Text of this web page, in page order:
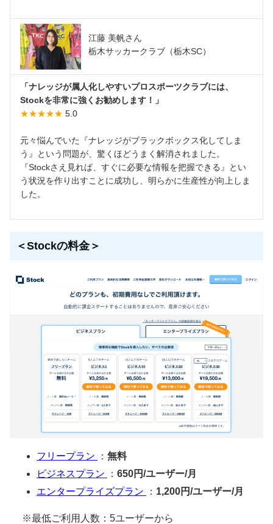
江藤 美帆さん
栃木サッカークラブ（栃木SC）
「ナレッジが属人化しやすいプロスポーツクラブには、
Stockを非常に強くお勧めします！」
★★★★★ 5.0
元々悩んでいた『ナレッジがブラックボックス化してしま
う』という問題が、驚くほどうまく解消されました。
『Stockさえ見れば、すぐに必要な情報を把握できる』とい
う状況を作り出すことに成功し、明らかに生産性が向上しま
した。
＜Stockの料金＞
フリープラン ： 無料
ビジネスプラン
： 650円/ユーザー/月
エンタープライズプラン
： 1,200円/ユーザー/月
※最低ご利用人数：5ユーザーから